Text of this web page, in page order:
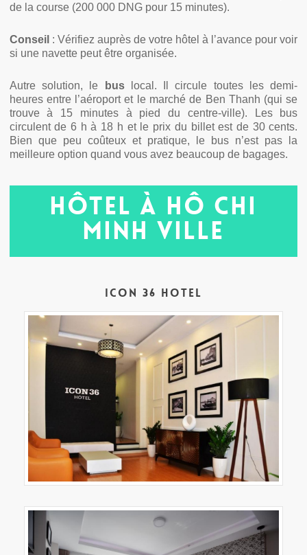
de la course (200 000 DNG pour 15 minutes).
Conseil : Vérifiez auprès de votre hôtel à l’avance pour voir
si une navette peut être organisée.
Autre solution, le buslocal. Il circule toutes les demi-
heures entre l’aéroport et le marché de Ben Thanh (qui se
trouve à 15 minutes à pied du centre-ville). Les bus
circulent de 6 h à 18 h et le prix du billet est de 30 cents.
Bien que peu coûteux et pratique, le bus n’est pas la
meilleure option quand vous avez beaucoup de bagages.
Hôtel à Hô Chi
Minh Ville
Icon 36 Hotel